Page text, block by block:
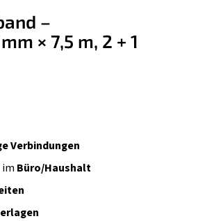
Verbindungen
im Büro/Haushalt
–
× 7,5 m, 2 + 1